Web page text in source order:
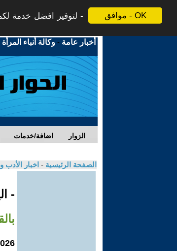
موافق - OK
لتوفير افضل خدمة
أخبار عامة -وكالة أنباء المرأة
اضافة/خدمات الزوار
الصفحة الرئيسية - اخبار الأدب
-
/ 6 / 6